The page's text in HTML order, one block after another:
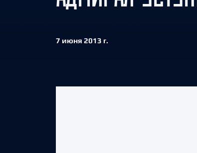
7 июня 2013 г.